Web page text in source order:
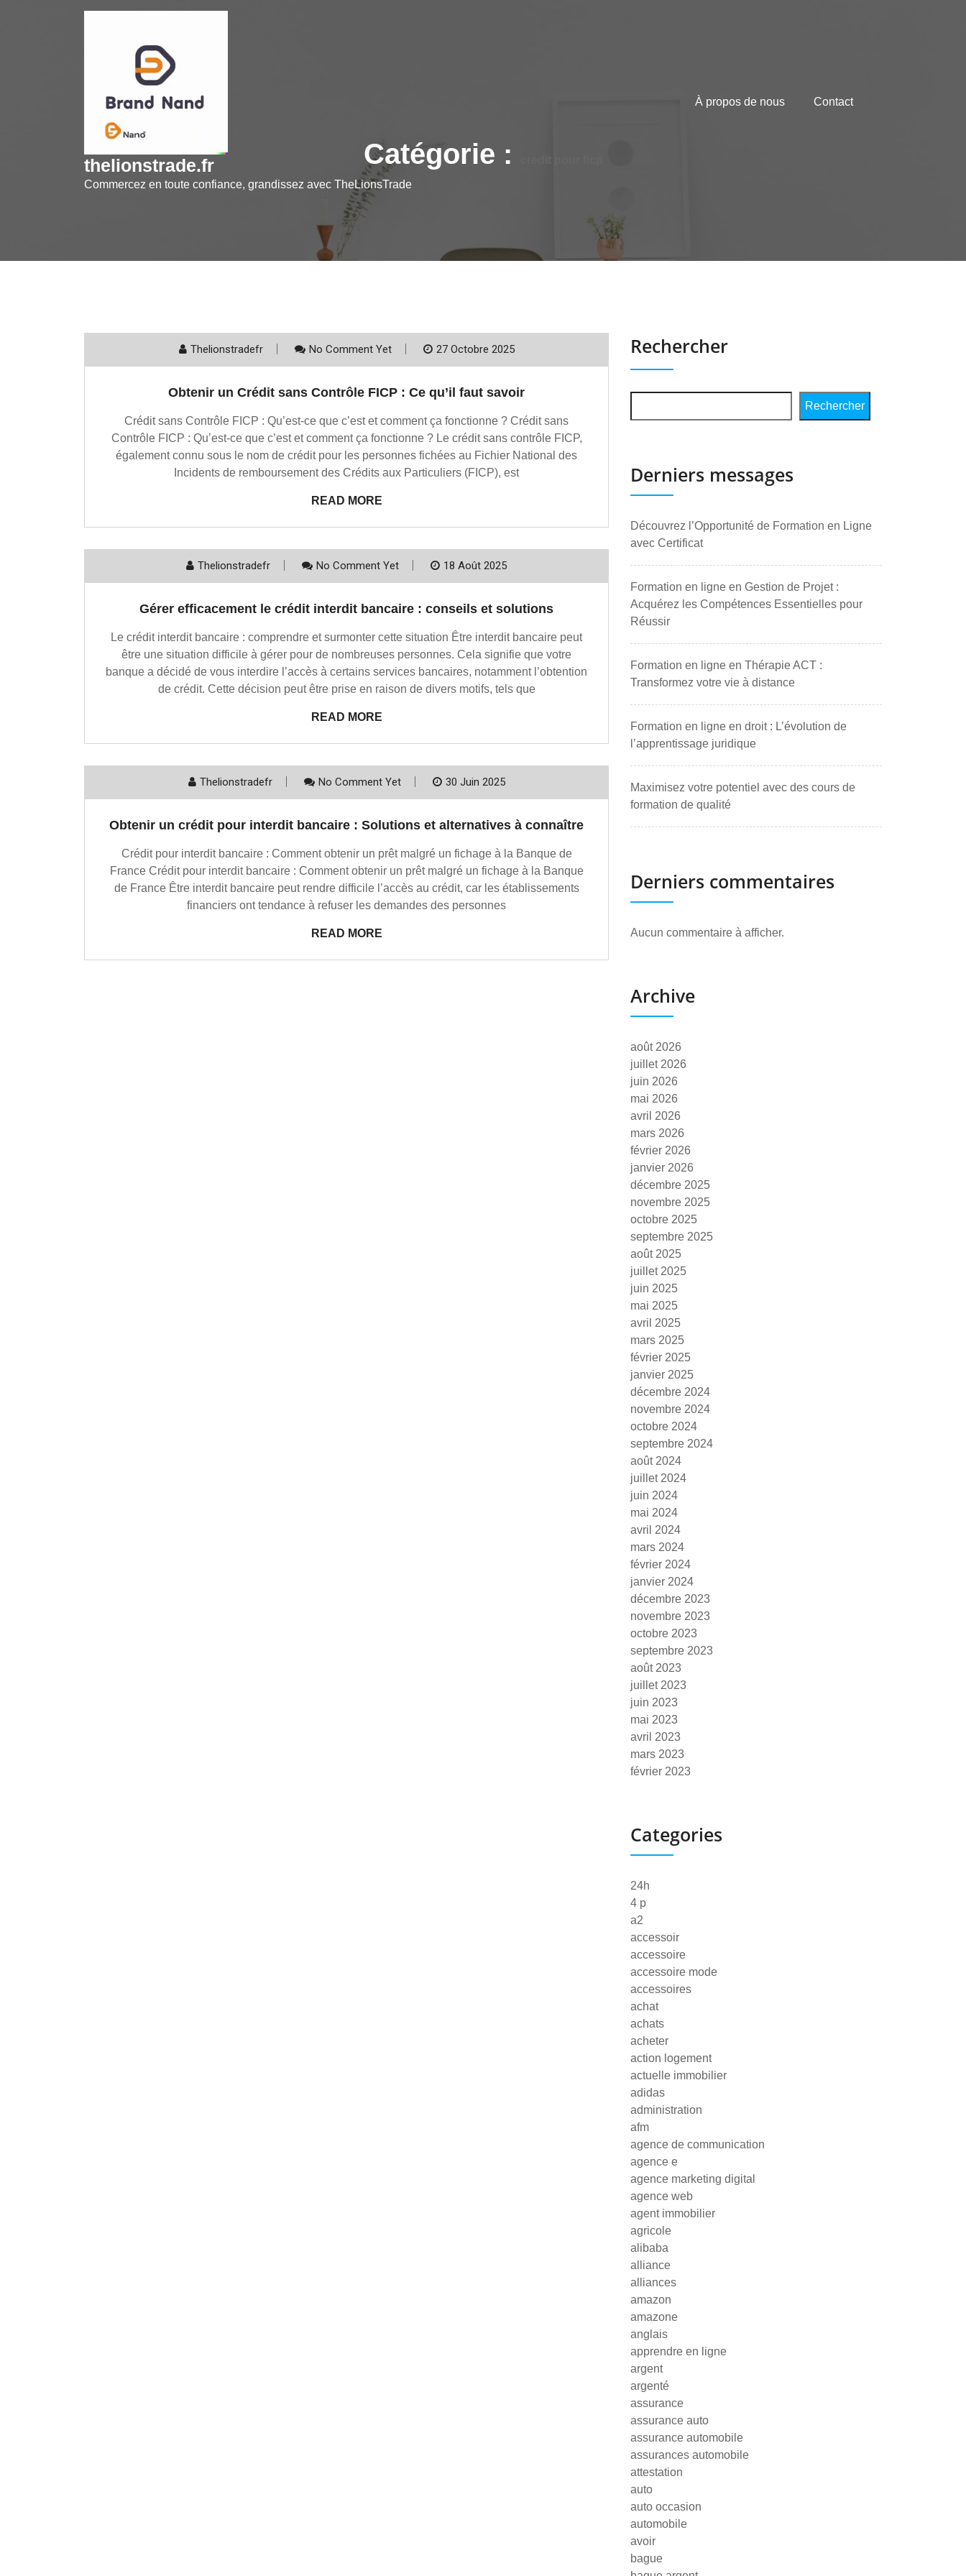
thelionstrade.fr
Commercez en toute confiance, grandissez avec TheLionsTrade
À propos de nous Contact
Catégorie :
Thelionstradefr No Comment Yet 27 Octobre 2025
Obtenir un Crédit sans Contrôle FICP : Ce qu’il faut savoir
Crédit sans Contrôle FICP : Qu’est-ce que c’est et comment ça fonctionne ? Crédit sans
Contrôle FICP : Qu’est-ce que c’est et comment ça fonctionne ? Le crédit sans contrôle FICP,
également connu sous le nom de crédit pour les personnes fichées au Fichier National des
Incidents de remboursement des Crédits aux Particuliers (FICP), est
READ MORE
Thelionstradefr No Comment Yet 18 Août 2025
Gérer efficacement le crédit interdit bancaire : conseils et solutions
Le crédit interdit bancaire : comprendre et surmonter cette situation Être interdit bancaire peut
être une situation difficile à gérer pour de nombreuses personnes. Cela signifie que votre
banque a décidé de vous interdire l’accès à certains services bancaires, notamment l’obtention
de crédit. Cette décision peut être prise en raison de divers motifs, tels que
READ MORE
Thelionstradefr No Comment Yet 30 Juin 2025
Obtenir un crédit pour interdit bancaire : Solutions et alternatives à connaître
Crédit pour interdit bancaire : Comment obtenir un prêt malgré un fichage à la Banque de
France Crédit pour interdit bancaire : Comment obtenir un prêt malgré un fichage à la Banque
de France Être interdit bancaire peut rendre difficile l’accès au crédit, car les établissements
financiers ont tendance à refuser les demandes des personnes
READ MORE
Rechercher
Rechercher
Derniers messages
Découvrez l’Opportunité de Formation en Ligne
avec Certificat
Formation en ligne en Gestion de Projet :
Acquérez les Compétences Essentielles pour
Réussir
Formation en ligne en Thérapie ACT :
Transformez votre vie à distance
Formation en ligne en droit : L’évolution de
l’apprentissage juridique
Maximisez votre potentiel avec des cours de
formation de qualité
Derniers commentaires
Aucun commentaire à afficher.
Archive
août 2026
juillet 2026
juin 2026
mai 2026
avril 2026
mars 2026
février 2026
janvier 2026
décembre 2025
novembre 2025
octobre 2025
septembre 2025
août 2025
juillet 2025
juin 2025
mai 2025
avril 2025
mars 2025
février 2025
janvier 2025
décembre 2024
novembre 2024
octobre 2024
septembre 2024
août 2024
juillet 2024
juin 2024
mai 2024
avril 2024
mars 2024
février 2024
janvier 2024
décembre 2023
novembre 2023
octobre 2023
septembre 2023
août 2023
juillet 2023
juin 2023
mai 2023
avril 2023
mars 2023
février 2023
Categories
24h
4 p
a2
accessoir
accessoire
accessoire mode
accessoires
achat
achats
acheter
action logement
actuelle immobilier
adidas
administration
afm
agence de communication
agence e
agence marketing digital
agence web
agent immobilier
agricole
alibaba
alliance
alliances
amazon
amazone
anglais
apprendre en ligne
argent
argenté
assurance
assurance auto
assurance automobile
assurances automobile
attestation
auto
auto occasion
automobile
avoir
bague